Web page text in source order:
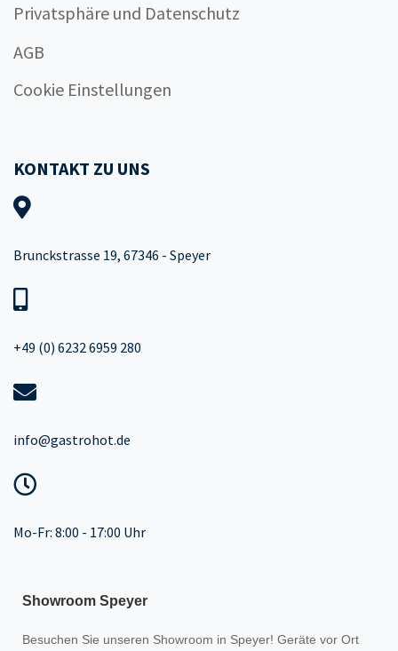
Privatsphäre und Datenschutz
AGB
Cookie Einstellungen
KONTAKT ZU UNS
Brunckstrasse 19, 67346 - Speyer
+49 (0) 6232 6959 280
info@gastrohot.de
Mo-Fr: 8:00 - 17:00 Uhr
Showroom Speyer
Besuchen Sie unseren Showroom in Speyer! Geräte vor Ort